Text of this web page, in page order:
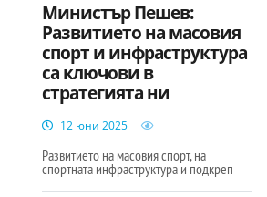
Министър Пешев:
Развитието на масовия
спорт и инфраструктура
са ключови в
стратегията ни
12 юни 2025
Развитието на масовия спорт, на
спортната инфраструктура и подкреп